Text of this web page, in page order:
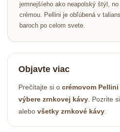
jemnejšíeho ako neapolský štýl,
crémou. Pellini je obľúbená v
baroch po celom svete.
Objavte viac
Prečítajte si o crémovom
výbere zrnkovej kávy . Pozrite si
alebo všetky zrnkové kávy